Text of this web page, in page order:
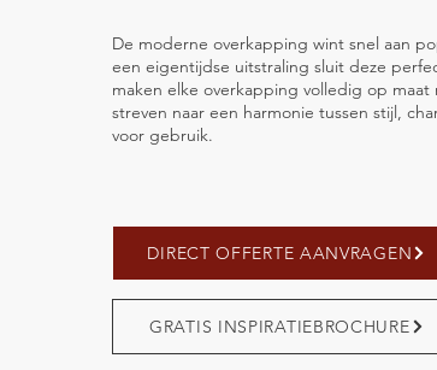
De moderne overkapping wint snel aan
een eigentijdse uitstraling sluit deze
maken elke overkapping volledig op
streven naar een harmonie tussen stijl,
voor gebruik.
DIRECT OFFERTE AANVRAGEN
GRATIS INSPIRATIEBROCHURE